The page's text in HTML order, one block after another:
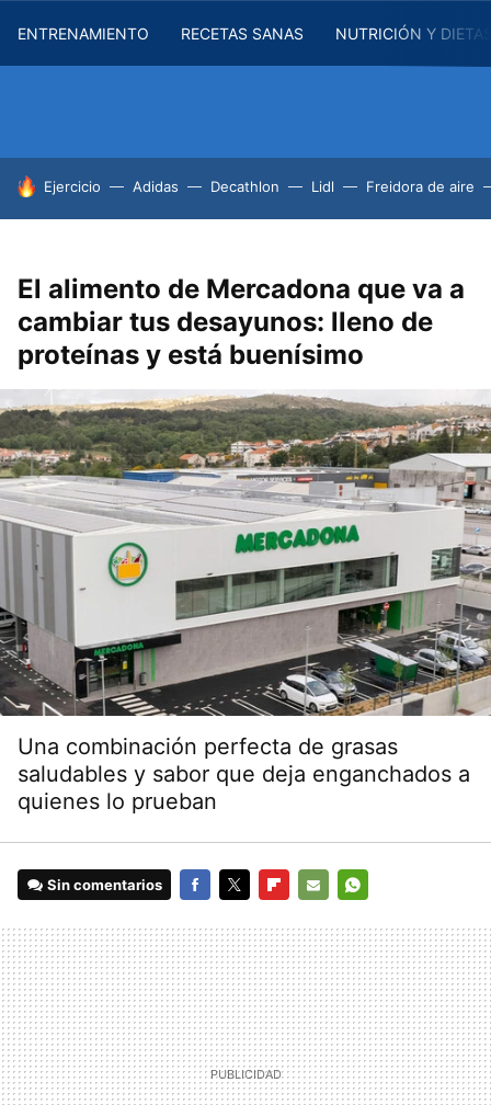
ENTRENAMIENTO RECETAS SANAS NUTRICIÓN Y
HOY SE HABLA DE
Ejercicio Adidas Decathlon Lidl Freidora de aire
El alimento de Mercadona que va a
cambiar tus desayunos: lleno de
proteínas y está buenísimo
Una combinación perfecta de grasas
saludables y sabor que deja enganchados a
quienes lo prueban
Sin comentarios
MAIL